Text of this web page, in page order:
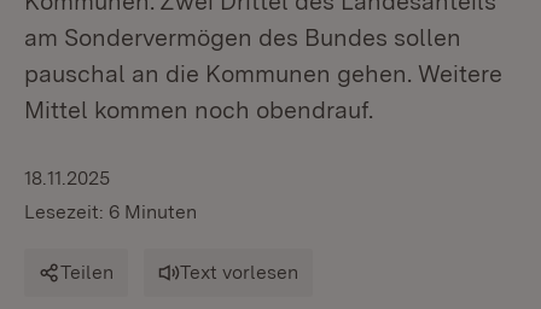
am Sondervermögen des Bundes sollen
pauschal an die Kommunen gehen. Weitere
Mittel kommen noch obendrauf.
18.11.2025
Lesezeit: 6 Minuten
Teilen Text vorlesen